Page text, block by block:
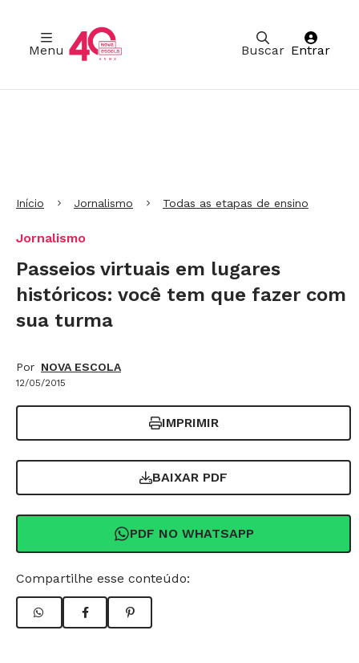
Buscar
Menu Entrar
Início Jornalismo Todas as etapas de ensino
Jornalismo
Passeios virtuais em lugares
históricos: você tem que fazer com
sua turma
Por NOVA ESCOLA
12/05/2015
IMPRIMIR
BAIXAR PDF
PDF NO WHATSAPP
Compartilhe esse conteúdo: